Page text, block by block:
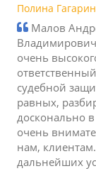
Полина
Малов
очень
судебной
равных,
досконально в
очень
нам,
дальнейших